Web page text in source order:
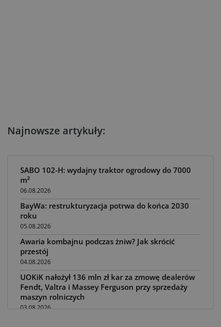
Najnowsze artykuły:
SABO 102-H: wydajny traktor ogrodowy do 7000
m²
06.08.2026
BayWa: restrukturyzacja potrwa do końca 2030
roku
05.08.2026
Awaria kombajnu podczas żniw? Jak skrócić
przestój
04.08.2026
UOKiK nałożył 136 mln zł kar za zmowę dealerów
Fendt, Valtra i Massey Ferguson przy sprzedaży
maszyn rolniczych
03.08.2026